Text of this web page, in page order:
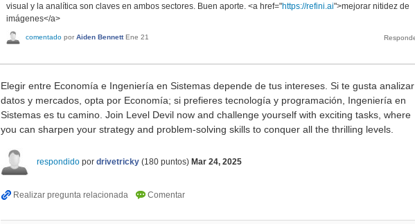
visual y la analítica son claves en ambos sectores. Buen aporte. <a href="https://refini.ai">mejorar nitidez de
imágenes</a>
comentado por Aiden Bennett Ene 21
Elegir entre Economía e Ingeniería en Sistemas depende de tus intereses. Si te gusta analizar
datos y mercados, opta por Economía; si prefieres tecnología y programación, Ingeniería en
Sistemas es tu camino. Join Level Devil now and challenge yourself with exciting tasks, where
you can sharpen your strategy and problem-solving skills to conquer all the thrilling levels.
respondido por drivetricky (180 puntos) Mar 24, 2025